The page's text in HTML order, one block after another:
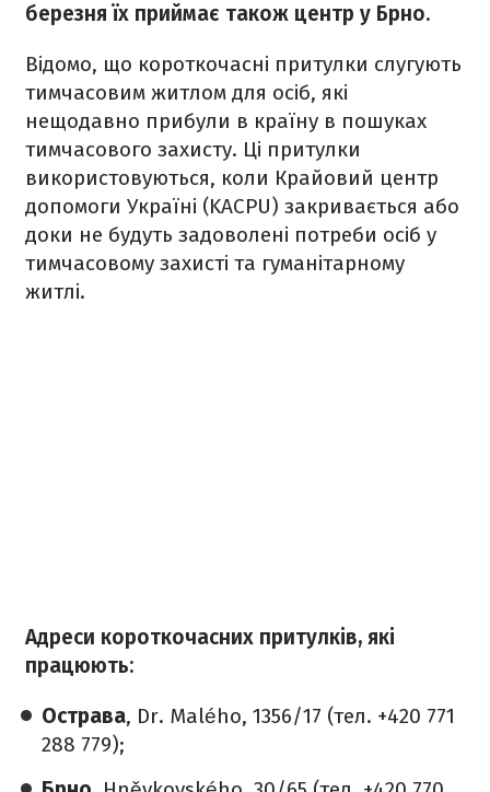
березня їх приймає також центр у Брно.
Відомо, що короткочасні притулки слугують
тимчасовим житлом для осіб, які
нещодавно прибули в країну в пошуках
тимчасового захисту. Ці притулки
використовуються, коли Крайовий центр
допомоги Україні (KACPU) закривається або
доки не будуть задоволені потреби осіб у
тимчасовому захисті та гуманітарному
житлі.
Адреси короткочасних притулків, які
працюють:
Острава, Dr. Malého, 1356/17 (тел. +420 771
288 779);